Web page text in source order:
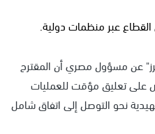
عبر منظمات دولية.
عن مسؤول مصري أن المقترح
على تعليق مؤقت للعمليات
كخطوة تمهيدية نحو التوصل إلى اتفاق شامل